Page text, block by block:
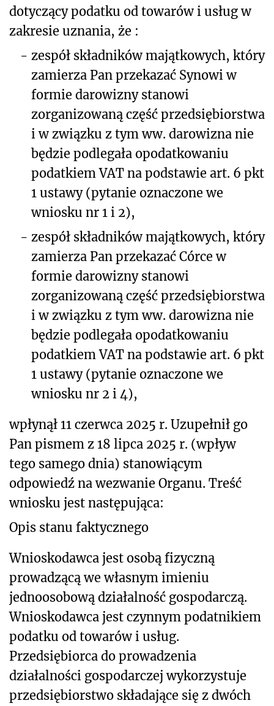
dotyczący podatku od towarów i usług w
zakresie uznania, że :
- zespół składników majątkowych, który
zamierza Pan przekazać Synowi w
formie darowizny stanowi
zorganizowaną część przedsiębiorstwa
i w związku z tym ww. darowizna nie
będzie podlegała opodatkowaniu
podatkiem VAT na podstawie art. 6 pkt
1 ustawy (pytanie oznaczone we
wniosku nr 1 i 2),
- zespół składników majątkowych, który
zamierza Pan przekazać Córce w
formie darowizny stanowi
zorganizowaną część przedsiębiorstwa
i w związku z tym ww. darowizna nie
będzie podlegała opodatkowaniu
podatkiem VAT na podstawie art. 6 pkt
1 ustawy (pytanie oznaczone we
wniosku nr 2 i 4),
wpłynął 11 czerwca 2025 r. Uzupełnił go
Pan pismem z 18 lipca 2025 r. (wpływ
tego samego dnia) stanowiącym
odpowiedź na wezwanie Organu. Treść
wniosku jest następująca:
Opis stanu faktycznego
Wnioskodawca jest osobą fizyczną
prowadzącą we własnym imieniu
jednoosobową działalność gospodarczą.
Wnioskodawca jest czynnym podatnikiem
podatku od towarów i usług.
Przedsiębiorca do prowadzenia
działalności gospodarczej wykorzystuje
przedsiębiorstwo składające się z dwóch